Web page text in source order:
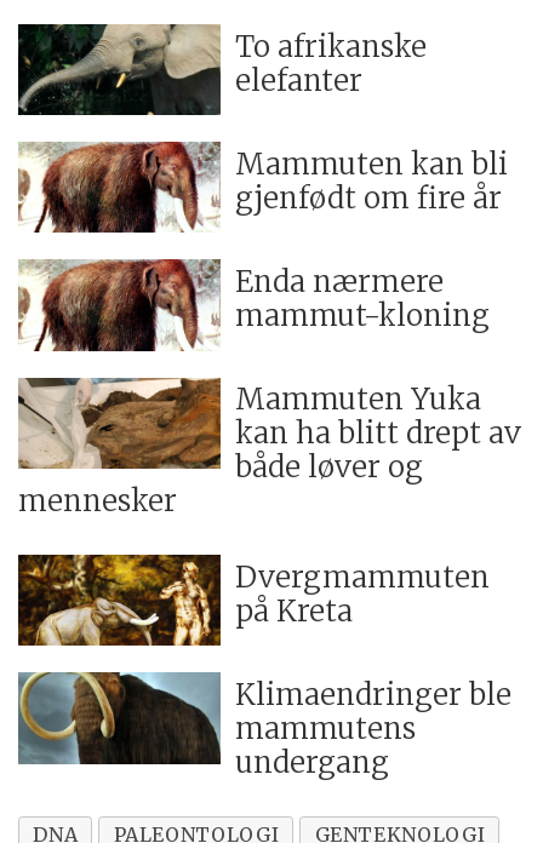
To afrikanske
elefanter
Mammuten kan bli
gjenfødt om fire år
Enda nærmere
mammut-kloning
Mammuten Yuka
kan ha blitt drept av
både løver og
mennesker
Dvergmammuten
på Kreta
Klimaendringer ble
mammutens
undergang
DNA PALEONTOLOGI
GENTEKNOLOGI